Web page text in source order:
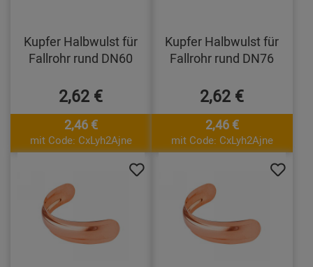
Kupfer Halbwulst für
Fallrohr rund DN60
2,62 €
2,46 €
mit Code: CxLyh2Ajne
Kupfer Halbwulst für
Fallrohr rund DN76
2,62 €
2,46 €
mit Code: CxLyh2Ajne